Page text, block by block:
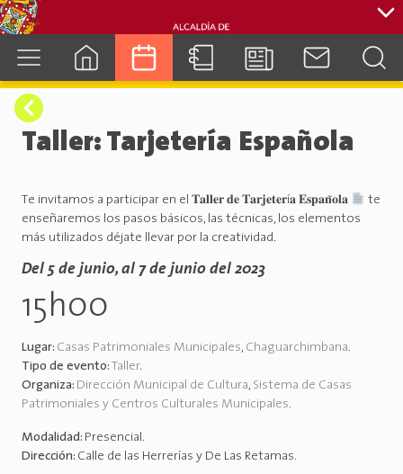
Taller: Tarjetería Española
Te invitamos a participar en el 𝐓𝐚𝐥𝐥𝐞𝐫 𝐝𝐞 𝐓𝐚𝐫𝐣𝐞𝐭𝐞𝐫í𝐚 𝐄𝐬𝐩𝐚𝐧̃𝐨𝐥𝐚
te
enseñaremos los pasos básicos, las técnicas, los elementos
más utilizados déjate llevar por la creatividad.
Del 5 de junio, al 7 de junio del 2023
15h00
Lugar: Casas Patrimoniales Municipales, Chaguarchimbana.
Tipo de evento: Taller.
Organiza: Dirección Municipal de Cultura, Sistema de Casas
Patrimoniales y Centros Culturales Municipales.
Modalidad: Presencial.
Dirección: Calle de las Herrerías y De Las Retamas.